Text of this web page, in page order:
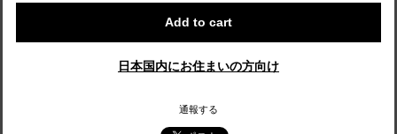
Add to cart
日本国内にお住まいの方向け
通報する